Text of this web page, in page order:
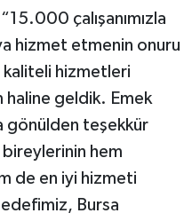
çalışanımızla
hizmet etmenin onuru
kaliteli hizmetleri
haline geldik. Emek
gönülden teşekkür
hem
de en iyi hizmeti
Bursa